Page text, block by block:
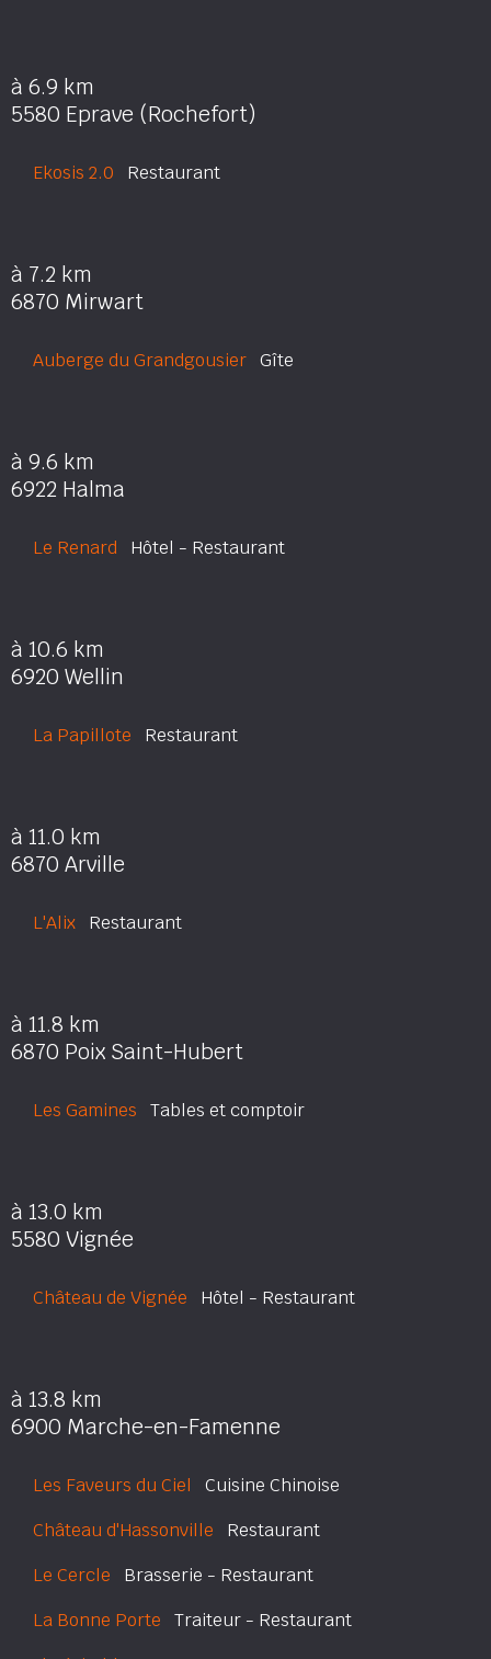
à 6.9 km
5580 Eprave (Rochefort)
Ekosis 2.0 Restaurant
à 7.2 km
6870 Mirwart
Auberge du Grandgousier Gîte
à 9.6 km
6922 Halma
Le Renard Hôtel - Restaurant
à 10.6 km
6920 Wellin
La Papillote Restaurant
à 11.0 km
6870 Arville
L'Alix Restaurant
à 11.8 km
6870 Poix Saint-Hubert
Les Gamines Tables et comptoir
à 13.0 km
5580 Vignée
Château de Vignée Hôtel - Restaurant
à 13.8 km
6900 Marche-en-Famenne
Les Faveurs du Ciel Cuisine Chinoise
Château d'Hassonville Restaurant
Le Cercle Brasserie - Restaurant
La Bonne Porte Traiteur - Restaurant